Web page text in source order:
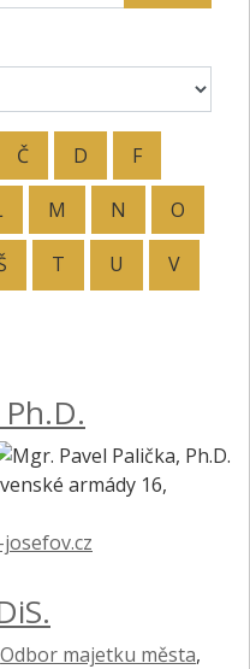
Č D F
M N O
T U V
armády 16,
Odbor majetku města,